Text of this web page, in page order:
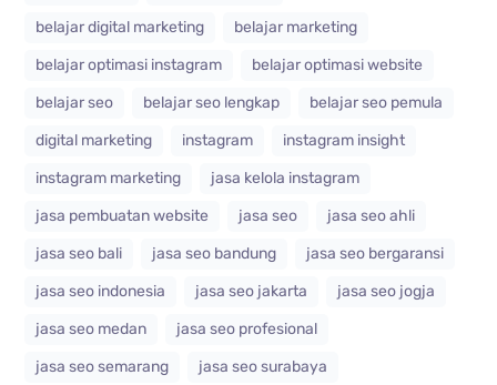
belajar digital marketing
belajar marketing
belajar optimasi instagram
belajar optimasi website
belajar seo
belajar seo lengkap
belajar seo pemula
digital marketing
instagram
instagram insight
instagram marketing
jasa kelola instagram
jasa pembuatan website
jasa seo
jasa seo ahli
jasa seo bali
jasa seo bandung
jasa seo bergaransi
jasa seo indonesia
jasa seo jakarta
jasa seo jogja
jasa seo medan
jasa seo profesional
jasa seo semarang
jasa seo surabaya